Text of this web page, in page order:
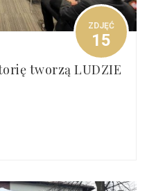
ZDJĘĆ
15
tworzą LUDZIE